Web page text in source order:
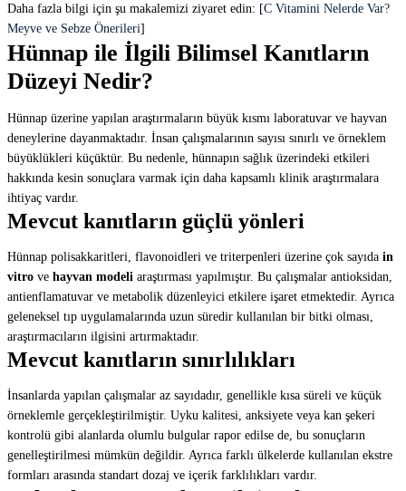
Daha fazla bilgi için şu makalemizi ziyaret edin: [C Vitamini Nelerde Var?
Meyve ve Sebze Önerileri]
Hünnap ile İlgili Bilimsel Kanıtların
Düzeyi Nedir?
Hünnap üzerine yapılan araştırmaların büyük kısmı laboratuvar ve hayvan
deneylerine dayanmaktadır. İnsan çalışmalarının sayısı sınırlı ve örneklem
büyüklükleri küçüktür. Bu nedenle, hünnapın sağlık üzerindeki etkileri
hakkında kesin sonuçlara varmak için daha kapsamlı klinik araştırmalara
ihtiyaç vardır.
Mevcut kanıtların güçlü yönleri
Hünnap polisakkaritleri, flavonoidleri ve triterpenleri üzerine çok sayıda in
vitro ve hayvan modeli araştırması yapılmıştır. Bu çalışmalar antioksidan,
antienflamatuvar ve metabolik düzenleyici etkilere işaret etmektedir. Ayrıca
geleneksel tıp uygulamalarında uzun süredir kullanılan bir bitki olması,
araştırmacıların ilgisini artırmaktadır.
Mevcut kanıtların sınırlılıkları
İnsanlarda yapılan çalışmalar az sayıdadır, genellikle kısa süreli ve küçük
örneklemle gerçekleştirilmiştir. Uyku kalitesi, anksiyete veya kan şekeri
kontrolü gibi alanlarda olumlu bulgular rapor edilse de, bu sonuçların
genelleştirilmesi mümkün değildir. Ayrıca farklı ülkelerde kullanılan ekstre
formları arasında standart dozaj ve içerik farklılıkları vardır.